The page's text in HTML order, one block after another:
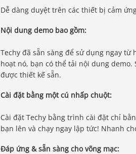
Dễ dàng duyệt trên các thiết bị cảm
Nội dung demo bao gồm:
Techy đã sẵn sàng để sử dụng ngay từ
hoạt nó, bạn có thể tải nội dung
được thiết kế sẵn.
Cài đặt bằng một cú nhấp chuột:
Cài đặt Techy bằng trình cài đặt chỉ
bạn lên và chạy ngay lập tức! Nhanh
Đáp ứng & sẵn sàng cho võng mạc: